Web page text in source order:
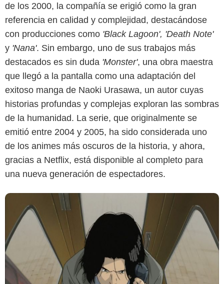
de los 2000, la compañía se erigió como la gran
referencia en calidad y complejidad, destacándose
con producciones como 'Black Lagoon', 'Death Note'
y 'Nana'. Sin embargo, uno de sus trabajos más
destacados es sin duda 'Monster', una obra maestra
que llegó a la pantalla como una adaptación del
exitoso manga de Naoki Urasawa, un autor cuyas
historias profundas y complejas exploran las sombras
de la humanidad. La serie, que originalmente se
emitió entre 2004 y 2005, ha sido considerada uno
de los animes más oscuros de la historia, y ahora,
gracias a Netflix, está disponible al completo para
una nueva generación de espectadores.
Netflix